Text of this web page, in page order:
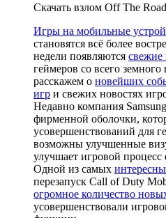
Скачать взлом Off The
Игры на мобильные
становятся всё более
недели появляются свежие
геймеров со всего
расскажем о новейших
игр и свежих новостях
Недавно компания Samsung
фирменной оболочки,
усовершенствований для
возможны улучшенные
улучшает игровой
Одной из самых
перезапуск Call of Duty
огромное количество
усовершенствовали